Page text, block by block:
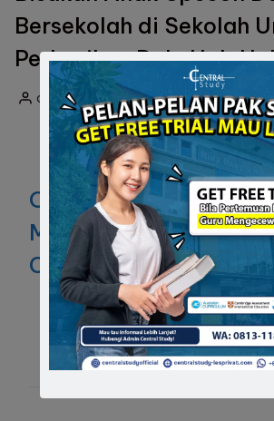
Bersekolah di Sekolah
Perhatikan Dulu Hal-
Postedadmin 19/04/2026
One thought on “Lebih
Masuk SMA Kanisius
Central Study Les
Ping-balik:Meningkatkan
Calistung Melalui Les Privat